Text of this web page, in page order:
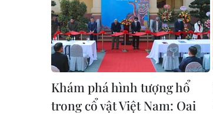
Khám phá hình tượng hổ
trong cổ vật Việt Nam: Oai